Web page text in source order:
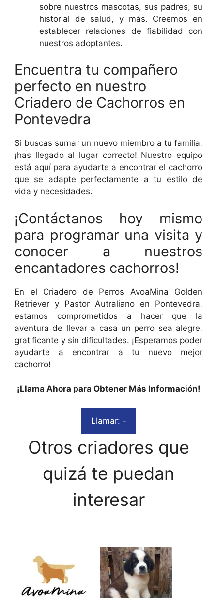
sobre nuestros mascotas, sus padres, su
historial de salud, y más. Creemos en
establecer relaciones de fiabilidad con
nuestros adoptantes.
Encuentra tu compañero
perfecto en nuestro
Criadero de Cachorros en
Pontevedra
Si buscas sumar un nuevo miembro a tu familia,
¡has llegado al lugar correcto! Nuestro equipo
está aquí para ayudarte a encontrar el cachorro
que se adapte perfectamente a tu estilo de
vida y necesidades.
¡Contáctanos hoy mismo
para programar una visita y
conocer a nuestros
encantadores cachorros!
En el Criadero de Perros AvoaMina Golden
Retriever y Pastor Autraliano en Pontevedra,
estamos comprometidos a hacer que la
aventura de llevar a casa un perro sea alegre,
gratificante y sin dificultades. ¡Esperamos poder
ayudarte a encontrar a tu nuevo mejor
cachorro!
¡Llama Ahora para Obtener Más Información!
Llamar: -
Otros criadores que
quizá te puedan
interesar